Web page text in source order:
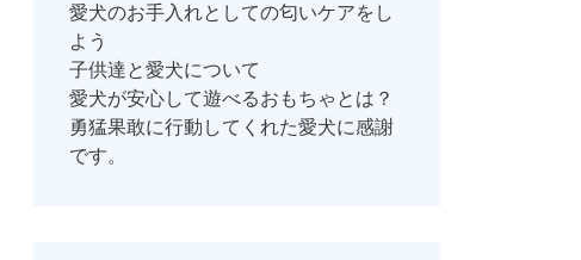
愛犬のお手入れとしての匂いケアをし
よう
子供達と愛犬について
愛犬が安心して遊べるおもちゃとは？
勇猛果敢に行動してくれた愛犬に感謝
です。